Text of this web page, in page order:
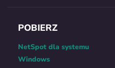
POBIERZ
NetSpot dla systemu
Windows